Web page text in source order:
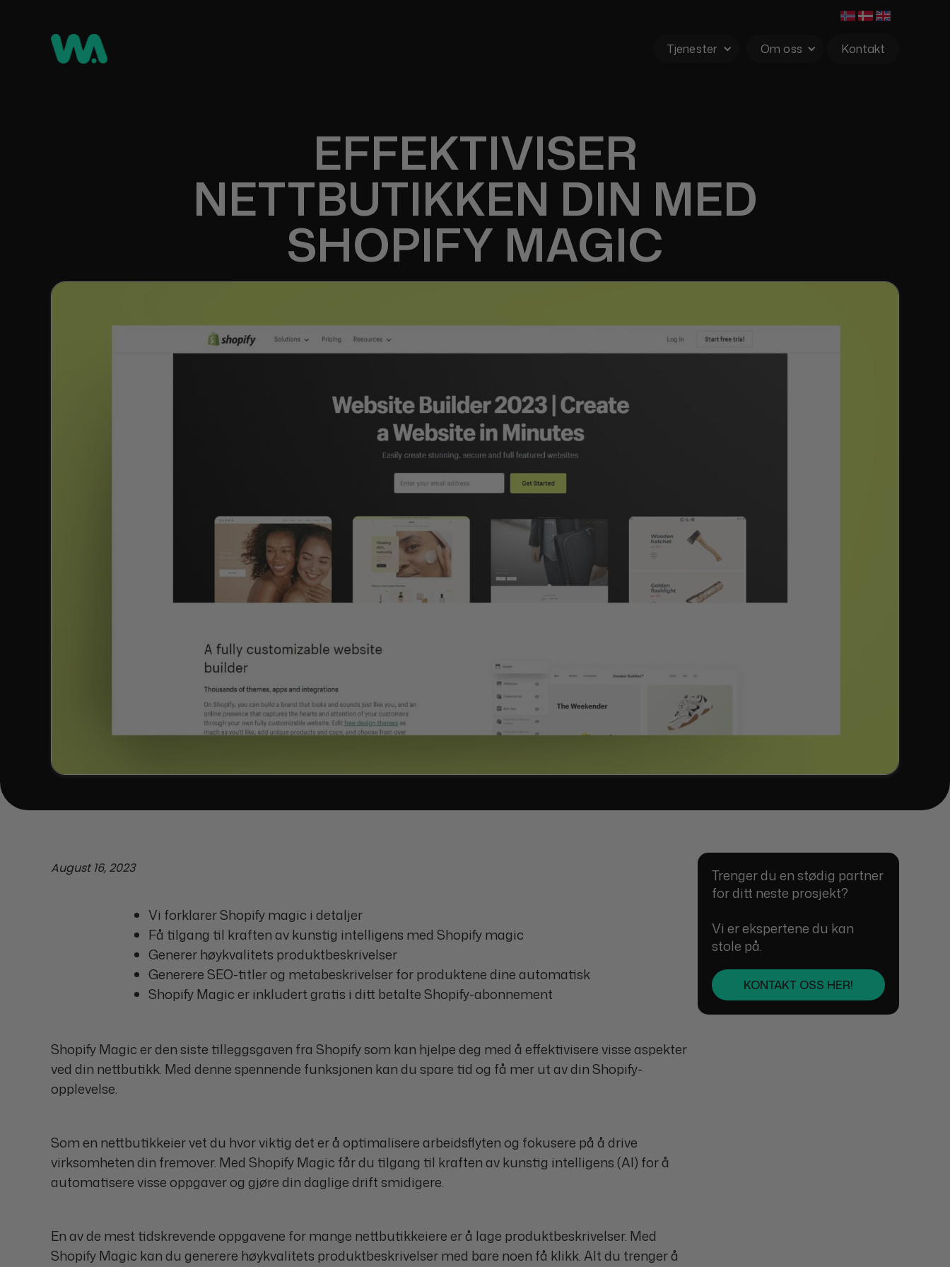
Tjenester Om oss Kontakt
EFFEKTIVISER
NETTBUTIKKEN DIN MED
SHOPIFY MAGIC
August 16, 2023
Vi forklarer Shopify magic i detaljer
Få tilgang til kraften av kunstig intelligens med Shopify magic
Generer høykvalitets produktbeskrivelser
Generere SEO-titler og metabeskrivelser for produktene dine automatisk
Shopify Magic er inkludert gratis i ditt betalte Shopify-abonnement
Shopify Magic er den siste tilleggsgaven fra Shopify som kan hjelpe deg med å effektivisere visse aspekter
ved din nettbutikk. Med denne spennende funksjonen kan du spare tid og få mer ut av din Shopify-
opplevelse.
Som en nettbutikkeier vet du hvor viktig det er å optimalisere arbeidsflyten og fokusere på å drive
virksomheten din fremover. Med Shopify Magic får du tilgang til kraften av kunstig intelligens (AI) for å
automatisere visse oppgaver og gjøre din daglige drift smidigere.
En av de mest tidskrevende oppgavene for mange nettbutikkeiere er å lage produktbeskrivelser. Med
Shopify Magic kan du generere høykvalitets produktbeskrivelser med bare noen få klikk. Alt du trenger å
Trenger du en stødig partner
for ditt neste prosjekt?
Vi er ekspertene du kan
stole på.
KONTAKT OSS HER!